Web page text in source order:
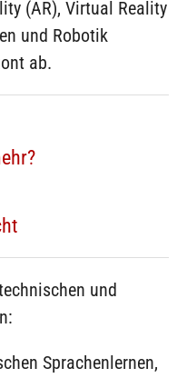
(AR), Virtual Reality
und Robotik
ab.
und
Sprachenlernen,